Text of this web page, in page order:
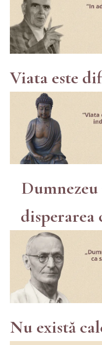
Viata este
disperarea
Nu există